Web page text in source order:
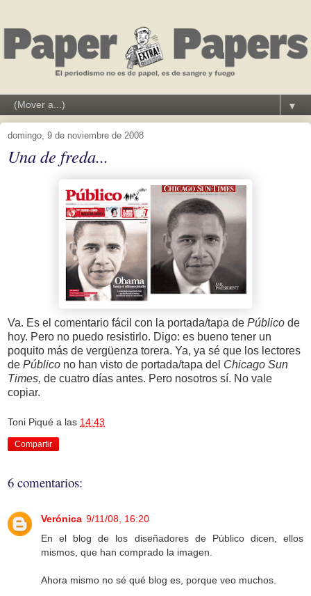
▼
domingo, 9 de noviembre de 2008
Una de freda...
Va. Es el comentario fácil con la portada/tapa de Público de
hoy. Pero no puedo resistirlo. Digo: es bueno tener un
poquito más de vergüenza torera. Ya, ya sé que los lectores
de Público no han visto de portada/tapa del Chicago Sun
Times, de cuatro días antes. Pero nosotros sí. No vale
copiar.
Toni Piqué a las 14:43
Compartir
6 comentarios:
Verónica 9/11/08, 16:20
En el blog de los diseñadores de Público dicen, ellos
mismos, que han comprado la imagen.
Ahora mismo no sé qué blog es, porque veo muchos.